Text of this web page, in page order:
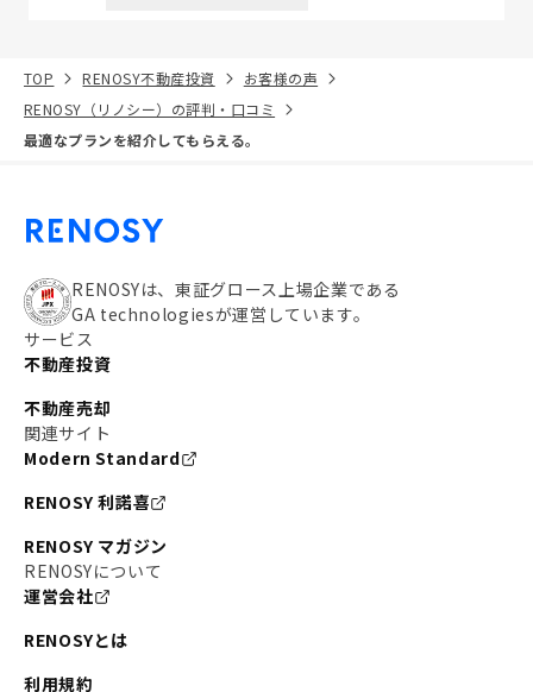
TOP RENOSY不動産投資
お客様の声
RENOSY（リノシー）の評判・口コミ
最適なプランを紹介してもらえる。
RENOSYは、東証グロース上場企業である
GA technologiesが運営しています。
サービス
不動産投資
不動産売却
関連サイト
Modern Standard
RENOSY 利諾喜
RENOSY マガジン
RENOSYについて
運営会社
RENOSYとは
利用規約